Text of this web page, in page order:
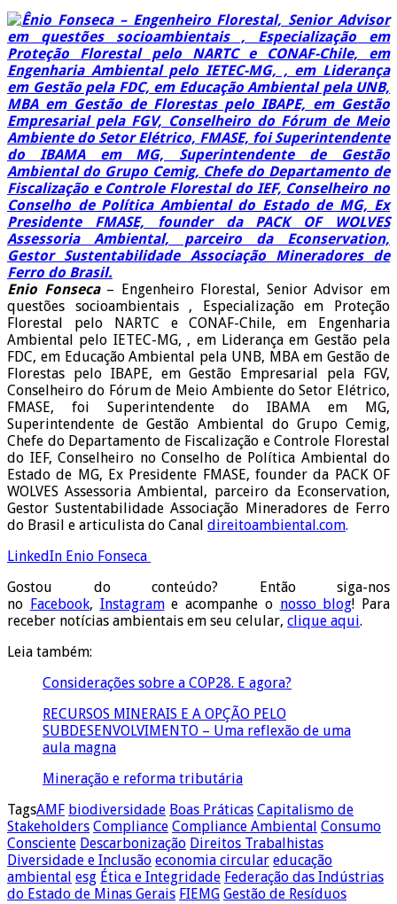
Enio Fonseca– Engenheiro Florestal, Senior Advisor em
questões socioambientais , Especialização em Proteção
Florestal pelo NARTC e CONAF-Chile, em Engenharia
Ambiental pelo IETEC-MG, , em Liderança em Gestão pela
FDC, em Educação Ambiental pela UNB, MBA em Gestão de
Florestas pelo IBAPE, em Gestão Empresarial pela FGV,
Conselheiro do Fórum de Meio Ambiente do Setor Elétrico,
FMASE, foi Superintendente do IBAMA em MG,
Superintendente de Gestão Ambiental do Grupo Cemig,
Chefe do Departamento de Fiscalização e Controle Florestal
do IEF, Conselheiro no Conselho de Política Ambiental do
Estado de MG, Ex Presidente FMASE, founder da PACK OF
WOLVES Assessoria Ambiental, parceiro da Econservation,
Gestor Sustentabilidade Associação Mineradores de Ferro
do Brasil e articulista do Canal direitoambiental.com.
LinkedIn Enio Fonseca
Gostou do conteúdo? Então siga-nos
no Facebook, Instagram e acompanhe o nosso blog! Para
receber notícias ambientais em seu celular, clique aqui.
Leia também:
Considerações sobre a COP28. E agora?
RECURSOS MINERAIS E A OPÇÃO PELO
SUBDESENVOLVIMENTO – Uma reflexão de uma
aula magna
Mineração e reforma tributária
TagsAMF biodiversidade Boas Práticas Capitalismo de
Stakeholders Compliance Compliance Ambiental Consumo
Consciente Descarbonização Direitos Trabalhistas
Diversidade e Inclusão economia circular educação
ambiental esg Ética e Integridade Federação das Indústrias
do Estado de Minas Gerais FIEMG Gestão de Resíduos